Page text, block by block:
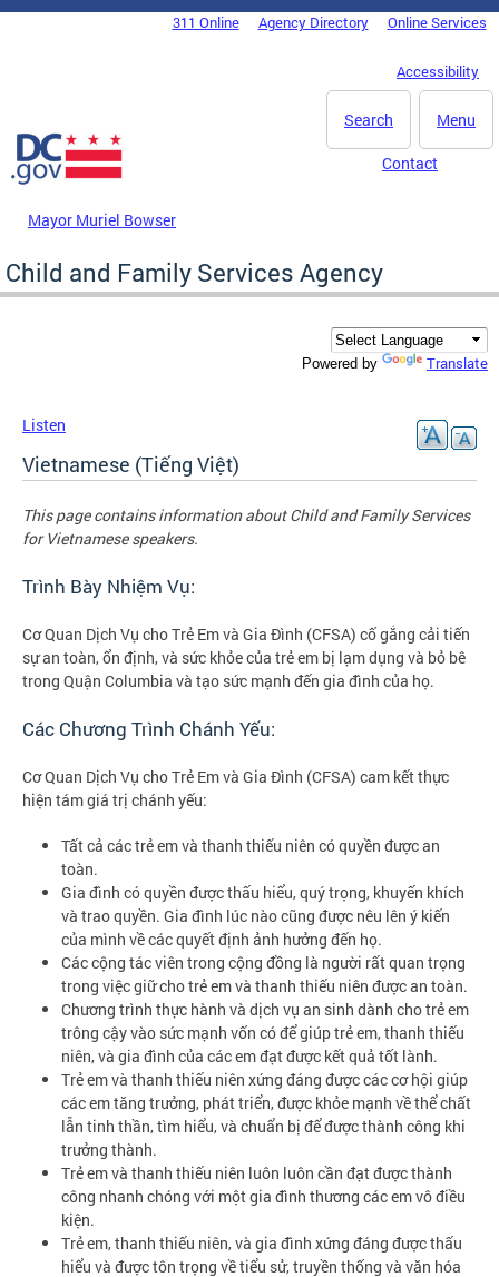
Skip to main content
DC Agency Top Menu311 Online Agency Directory Online Services
Accessibility
Menu
Search
Mayor Muriel Bowser
Contact
Child and Family Services Agency
Powered by Translate
Listen
Vietnamese (Tiếng Việt)
This page contains information about Child and Family Services
for Vietnamese speakers.
Trình Bày Nhiệm Vụ:
Cơ Quan Dịch Vụ cho Trẻ Em và Gia Đình (CFSA) cố gắng cải tiến
sự an toàn, ổn định, và sức khỏe của trẻ em bị lạm dụng và bỏ bê
trong Quận Columbia và tạo sức mạnh đến gia đình của họ.
Các Chương Trình Chánh Yếu:
Cơ Quan Dịch Vụ cho Trẻ Em và Gia Đình (CFSA) cam kết thực
hiện tám giá trị chánh yếu:
Tất cả các trẻ em và thanh thiếu niên có quyền được an
toàn.
Gia đình có quyền được thấu hiểu, quý trọng, khuyến khích
và trao quyền. Gia đình lúc nào cũng được nêu lên ý kiến
của mình về các quyết định ảnh hưởng đến họ.
Các cộng tác viên trong cộng đồng là người rất quan trọng
trong việc giữ cho trẻ em và thanh thiếu niên được an toàn.
Chương trình thực hành và dịch vụ an sinh dành cho trẻ em
trông cậy vào sức mạnh vốn có để giúp trẻ em, thanh thiếu
niên, và gia đình của các em đạt được kết quả tốt lành.
Trẻ em và thanh thiếu niên xứng đáng được các cơ hội giúp
các em tăng trưởng, phát triển, được khỏe mạnh về thể chất
lẫn tinh thần, tìm hiểu, và chuẩn bị để được thành công khi
trưởng thành.
Trẻ em và thanh thiếu niên luôn luôn cần đạt được thành
công nhanh chóng với một gia đình thương các em vô điều
kiện.
Trẻ em, thanh thiếu niên, và gia đình xứng đáng được thấu
hiểu và được tôn trọng về tiểu sử, truyền thống và văn hóa